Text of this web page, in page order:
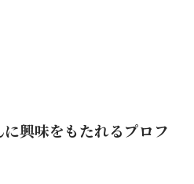
興味をもたれるプロフ